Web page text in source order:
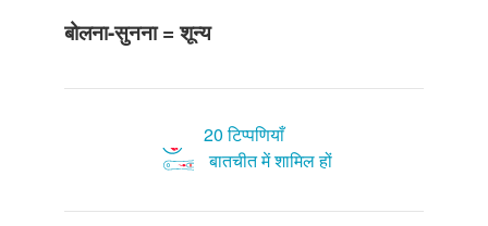
बोलना-सुनना = शून्य
20 टिप्पणियाँ
बातचीत में शामिल हों